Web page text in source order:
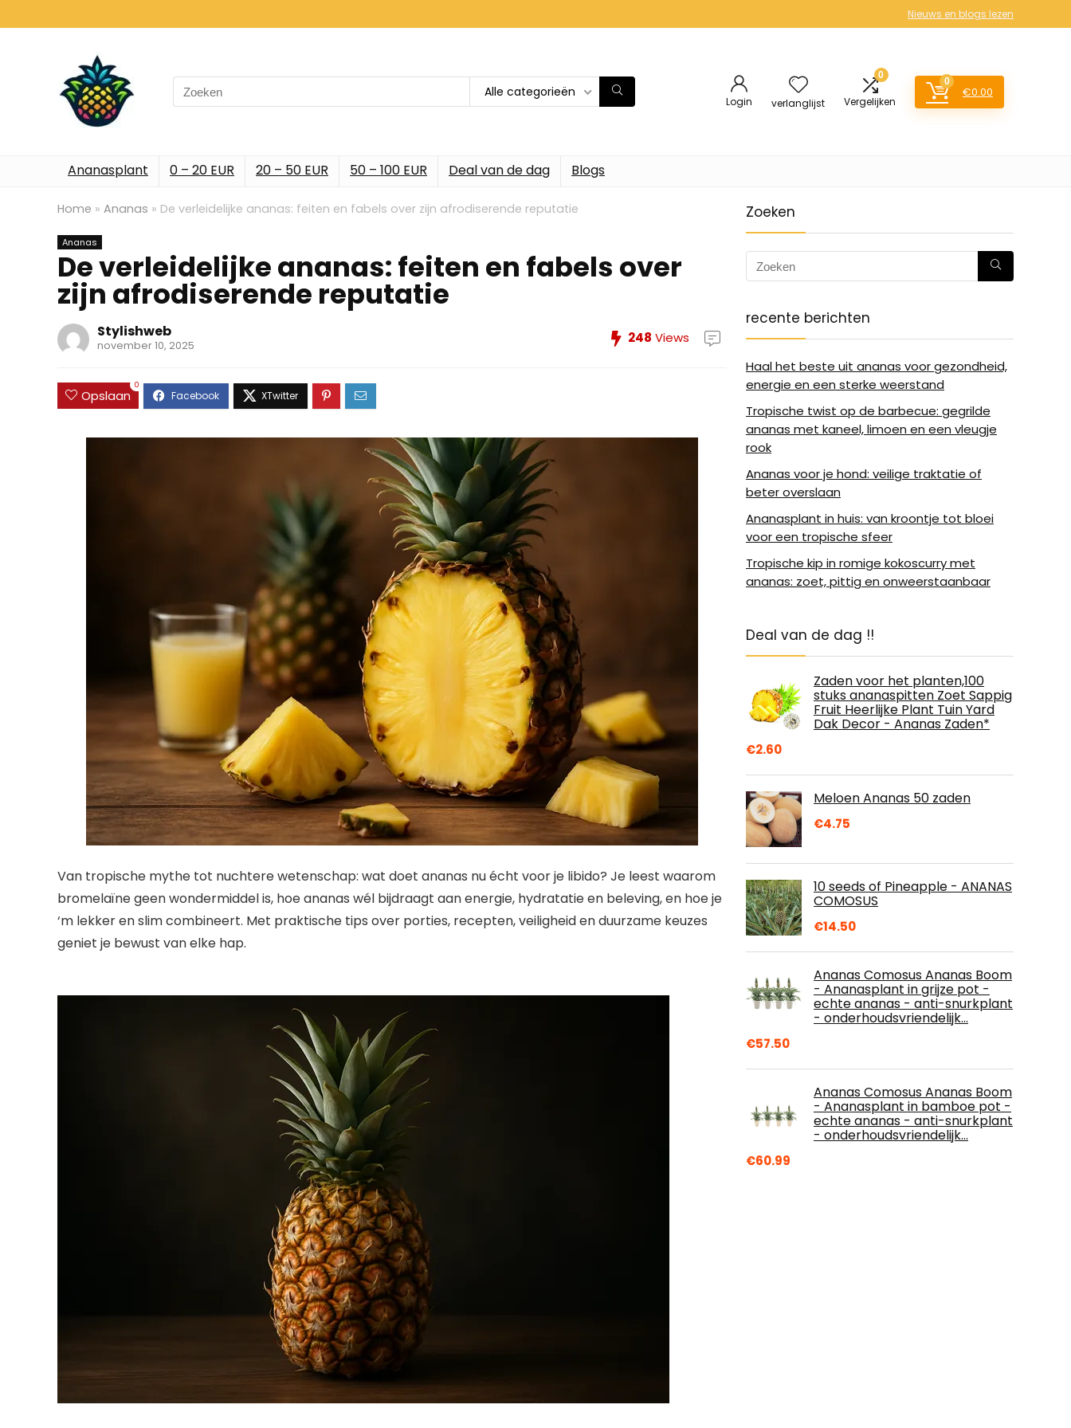
Nieuws en blogs lezen
Search
for:
Alle categorieën
Login verlanglijst
0
Vergelijken
0
€0.00
Ananasplant 0 – 20 EUR 20 – 50 EUR 50 – 100 EUR Deal van de dag Blogs
Home » Ananas » De verleidelijke ananas: feiten en fabels over zijn afrodiserende reputatie
Ananas
De verleidelijke ananas: feiten en fabels over
zijn afrodiserende reputatie
Stylishweb
november 10, 2025 248 Views
Opslaan
0
Van tropische mythe tot nuchtere wetenschap: wat doet ananas nu écht voor je libido? Je leest waarom
bromelaïne geen wondermiddel is, hoe ananas wél bijdraagt aan energie, hydratatie en beleving, en hoe je
‘m lekker en slim combineert. Met praktische tips over porties, recepten, veiligheid en duurzame keuzes
geniet je bewust van elke hap.
Zoeken
recente berichten
Haal het beste uit ananas voor gezondheid,
energie en een sterke weerstand
Tropische twist op de barbecue: gegrilde
ananas met kaneel, limoen en een vleugje
rook
Ananas voor je hond: veilige traktatie of
beter overslaan
Ananasplant in huis: van kroontje tot bloei
voor een tropische sfeer
Tropische kip in romige kokoscurry met
ananas: zoet, pittig en onweerstaanbaar
Deal van de dag !!
Zaden voor het planten,100
stuks ananaspitten Zoet Sappig
Fruit Heerlijke Plant Tuin Yard
Dak Decor - Ananas Zaden*
€2.60
Meloen Ananas 50 zaden
€4.75
10 seeds of Pineapple - ANANAS
COMOSUS
€14.50
Ananas Comosus Ananas Boom
- Ananasplant in grijze pot -
echte ananas - anti-snurkplant
- onderhoudsvriendelijk…
€57.50
Ananas Comosus Ananas Boom
- Ananasplant in bamboe pot -
echte ananas - anti-snurkplant
- onderhoudsvriendelijk…
€60.99